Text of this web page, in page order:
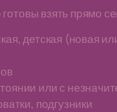
взять прямо
детская (новая
или с
подгузники